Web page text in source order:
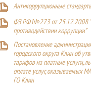
Антикоррупционные
ФЗ РФ №273 от 25.12.2008
противодействии коррупции"
Постановление
городского округа Клин об
тарифов на платные услуги,
оплате услуг, оказываемых
ГО Клин